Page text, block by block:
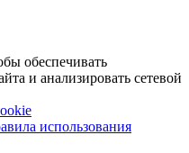
обеспечивать
и анализировать сетевой
использования